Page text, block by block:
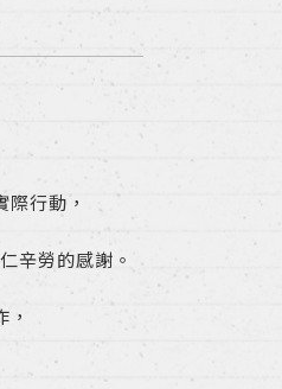
行動，
辛勞的感謝。